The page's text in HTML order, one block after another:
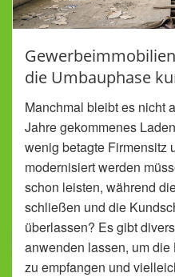
die Umbauphase
Manchmal bleibt es nicht
Jahre gekommenes
wenig betagte Firmensitz
modernisiert werden
schon leisten, während
schließen und die
überlassen? Es gibt
anwenden lassen, um
zu empfangen und